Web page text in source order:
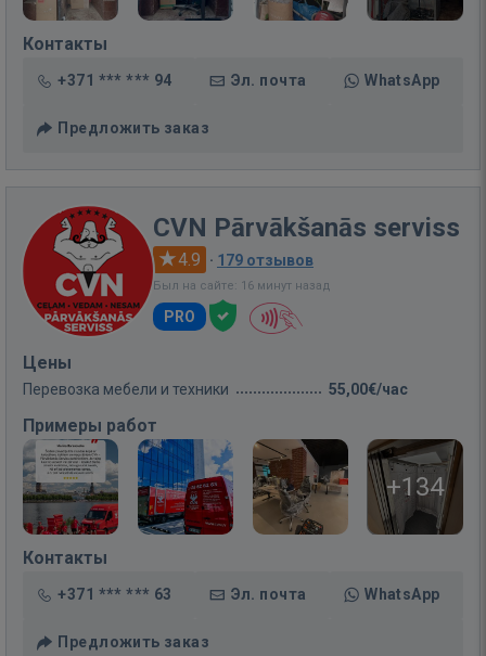
Контакты
+371 *** *** 94 Эл. почта WhatsApp
Предложить заказ
CVN Pārvākšanās serviss
4.9 · 179 отзывов
Был на сайте: 16 минут назад
PRO
Цены
Перевозка мебели и техники 55,00€/час
Примеры работ
+134
Контакты
+371 *** *** 63 Эл. почта WhatsApp
Предложить заказ